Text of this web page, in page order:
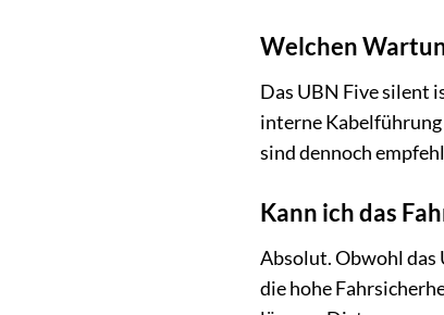
Welchen
Das UBN Five silent
interne
sind dennoch
Kann ich das
Absolut. Obwohl das
die hohe